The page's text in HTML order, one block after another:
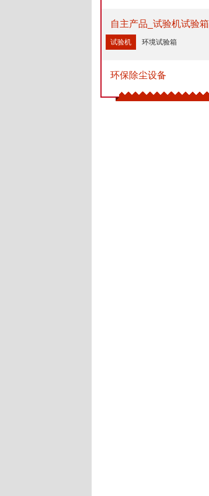
自主产品_试验机试验箱
试验机 环境试验箱
环保除尘设备